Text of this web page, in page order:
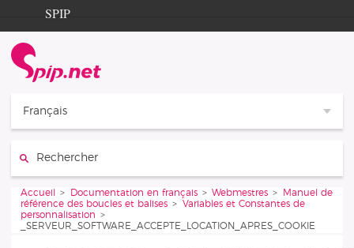
Aller au contenu
Aller à la navigation
SPIP
Documentation
Contribution
Français
Vous êtes ici :
Accueil Documentation en français Webmestres
Manuel de
référence des boucles et balises
Variables et Constantes de
personnalisation
_SERVEUR_SOFTWARE_ACCEPTE_LOCATION_APRES_COOKIE